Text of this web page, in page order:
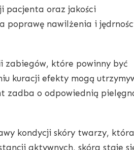
pacjenta oraz jakości
poprawę nawilżenia i
zabiegów, które powinny być
kuracji efekty mogą
zadba o odpowiednią
kondycji skóry twarzy, która
aktywnych, skóra staje